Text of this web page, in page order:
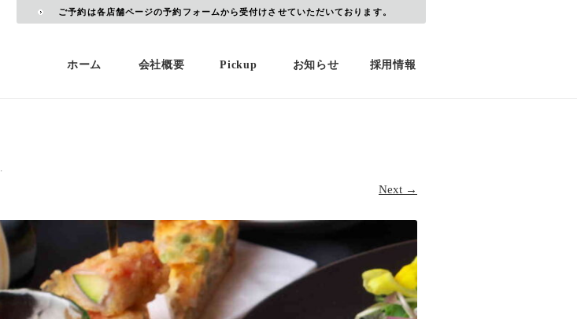
ホーム 会社概要 Pickup お知らせ 採用情報
ご予約は各店舗ページの予約フォームから受付けさせていただいております。
.
Next →